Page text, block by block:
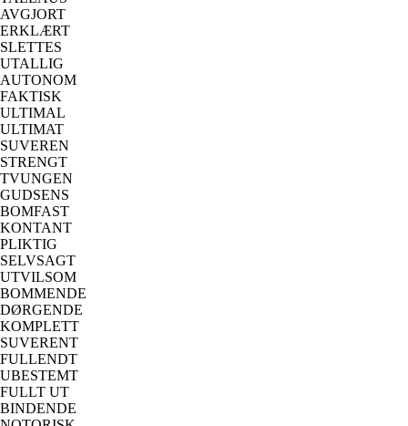
AVGJORT
ERKLÆRT
SLETTES
UTALLIG
AUTONOM
FAKTISK
ULTIMAL
ULTIMAT
SUVEREN
STRENGT
TVUNGEN
GUDSENS
BOMFAST
KONTANT
PLIKTIG
SELVSAGT
UTVILSOM
BOMMENDE
DØRGENDE
KOMPLETT
SUVERENT
FULLENDT
UBESTEMT
FULLT UT
BINDENDE